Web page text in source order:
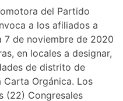
del Partido
a los afiliados a
7 de noviembre de 2020
en locales a designar,
de distrito de
Orgánica. Los
(22) Congresales